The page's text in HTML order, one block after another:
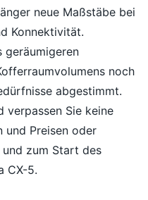
neue Maßstäbe bei
Konnektivität.
geräumigeren
noch
abgestimmt.
verpassen Sie keine
und Preisen oder
zum Start des
CX-5.